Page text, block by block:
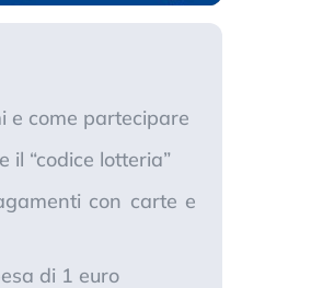
e come partecipare
“codice lotteria”
con carte e
di 1 euro